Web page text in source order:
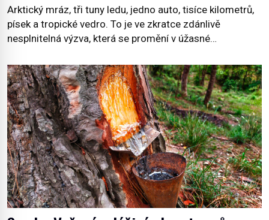
Arktický mráz, tři tuny ledu, jedno auto, tisíce kilometrů,
písek a tropické vedro. To je ve zkratce zdánlivě
nesplnitelná výzva, která se promění v úžasné
na podzim 1958 jako hec. Rádio Luxembourg přichází s
neobvyklou výzvou. Tomu, kdo dokáže dopravit ze
severního polárního kruhu na […]